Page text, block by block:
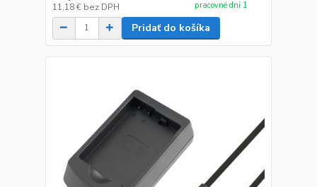
11,18 € bez DPH
pracovné dni 1
Pridať do košíka